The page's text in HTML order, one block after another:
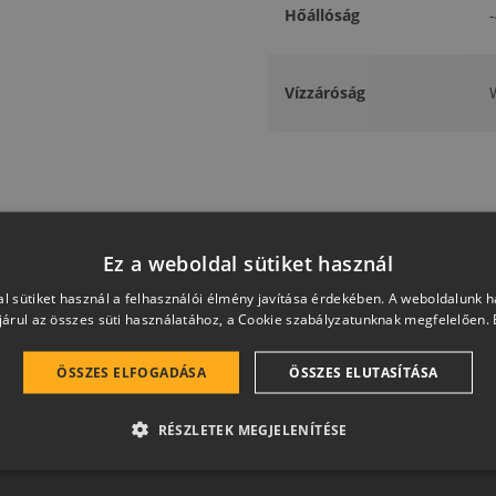
Hőállóság
Vízzáróság
Otthon a jövőben
magas esztétikai értéket képviselő, egymással szinergiát
a harmonikus otthon átfogó, egymásra épülő
Ez a weboldal sütiket használ
sütiket használ a felhasználói élmény javítása érdekében. A weboldalunk
az összes süti használatához, a Cookie szabályzatunknak megfelelően.
ÖSSZES ELFOGADÁSA ÖSSZES ELUTASÍTÁSA
RÉSZLETEK MEGJELENÍTÉSE